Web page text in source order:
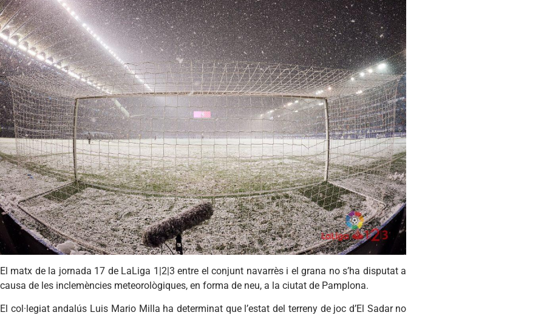
El matx de la jornada 17 de LaLiga 1|2|3 entre el conjunt navarrès i el grana no s’ha disputat a
causa de les inclemències meteorològiques, en forma de neu, a la ciutat de Pamplona.
El col·legiat andalús Luis Mario Milla ha determinat que l’estat del terreny de joc d’El Sadar no